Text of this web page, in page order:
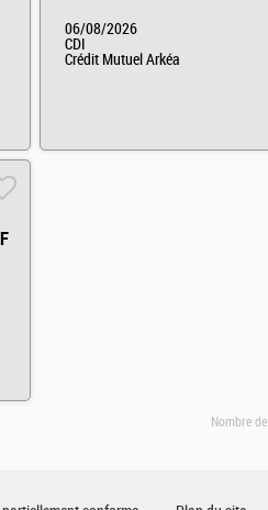
06/08/2026
CDI
Crédit Mutuel Arkéa
Nombre